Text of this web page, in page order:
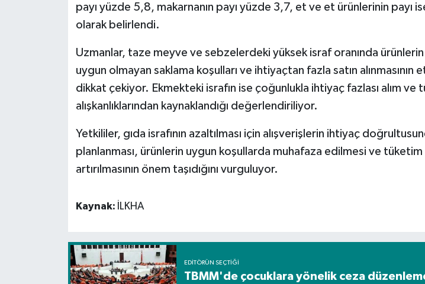
payı yüzde 5,8, makarnanın payı yüzde 3,7, et ve et ürünlerinin payı
olarak belirlendi.
Uzmanlar, taze meyve ve sebzelerdeki yüksek israf oranında ürünlerin
uygun olmayan saklama koşulları ve ihtiyaçtan fazla satın alınmasının
dikkat çekiyor. Ekmekteki israfın ise çoğunlukla ihtiyaç fazlası alım ve
alışkanlıklarından kaynaklandığı değerlendiriliyor.
Yetkililer, gıda israfının azaltılması için alışverişlerin ihtiyaç
planlanması, ürünlerin uygun koşullarda muhafaza edilmesi ve tüketim
artırılmasının önem taşıdığını vurguluyor.
Kaynak: İLKHA
EDITÖRÜN SEÇTIĞI
TBMM'de çocuklara yönelik ceza